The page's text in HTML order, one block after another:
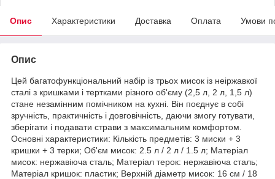
Опис Характеристики Доставка Оплата Умови
Опис
Цей багатофункціональний набір із трьох мисок із неіржавкої
сталі з кришками і тертками різного об'єму (2,5 л, 2 л, 1,5 л)
стане незамінним помічником на кухні. Він поєднує в собі
зручність, практичність і довговічність, даючи змогу готувати,
зберігати і подавати страви з максимальним комфортом.
Основні характеристики: Кількість предметів: 3 миски + 3
кришки + 3 терки; Об'єм мисок: 2.5 л / 2 л / 1.5 л; Матеріал
мисок: нержавіюча сталь; Матеріал терок: нержавіюча сталь;
Матеріал кришок: пластик; Верхній діаметр мисок: 16 см / 18